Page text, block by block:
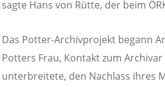
sagte Hans von Rütte, der beim
Das Potter-Archivprojekt begann
Potters Frau, Kontakt zum
unterbreitete, den Nachlass ihres